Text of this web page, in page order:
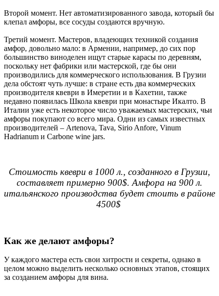
Второй момент. Нет автоматизированного завода, который бы
клепал амфоры, все сосуды создаются вручную.
Третий момент. Мастеров, владеющих техникой создания
амфор, довольно мало: в Армении, например, до сих пор
большинство виноделен ищут старые карасы по деревням,
поскольку нет фабрики или мастерской, где бы они
производились для коммерческого использования. В Грузии
дела обстоят чуть лучше: в стране есть два коммерческих
производителя квеври в Имеретии и в Кахетии, также
недавно появилась Школа квеври при монастыре Икалто. В
Италии уже есть некоторое число уважаемых мастерских, чьи
амфоры покупают со всего мира. Одни из самых известных
производителей – Artenova, Tava, Sirio Anfore, Vinum
Hadrianum и Carbone wine jars.
Стоимость квеври в 1000 л., созданного в Грузии,
составляет примерно 900$. Амфора на 900 л.
итальянского производства будет стоить в районе
4500$
Как же делают амфоры?
У каждого мастера есть свои хитрости и секреты, однако в
целом можно выделить несколько основных этапов, стоящих
за созданием амфоры для вина.